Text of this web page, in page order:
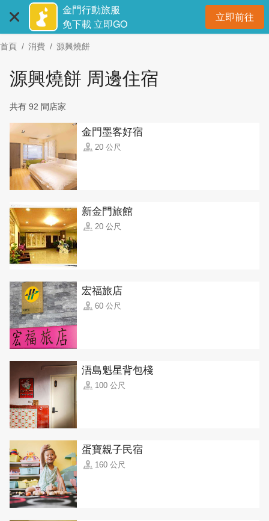
主
要
金門行動旅服
免下載 立即GO
立即前往開
首頁 消費 源興燒餅
源興燒餅 周邊住宿
共有 92 間店家
金門墨客好宿
20 公尺
新金門旅館
20 公尺
宏福旅店
60 公尺
浯島魁星背包棧
100 公尺
蛋寶親子民宿
160 公尺